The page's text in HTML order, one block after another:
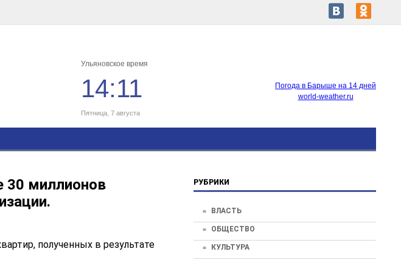
Ульяновское время
14:11
Пятница, 7 августа
Погода в Барыше на 14 дней
world-weather.ru
30 миллионов
полученных в результате
РУБРИКИ
ВЛАСТЬ
ОБЩЕСТВО
КУЛЬТУРА